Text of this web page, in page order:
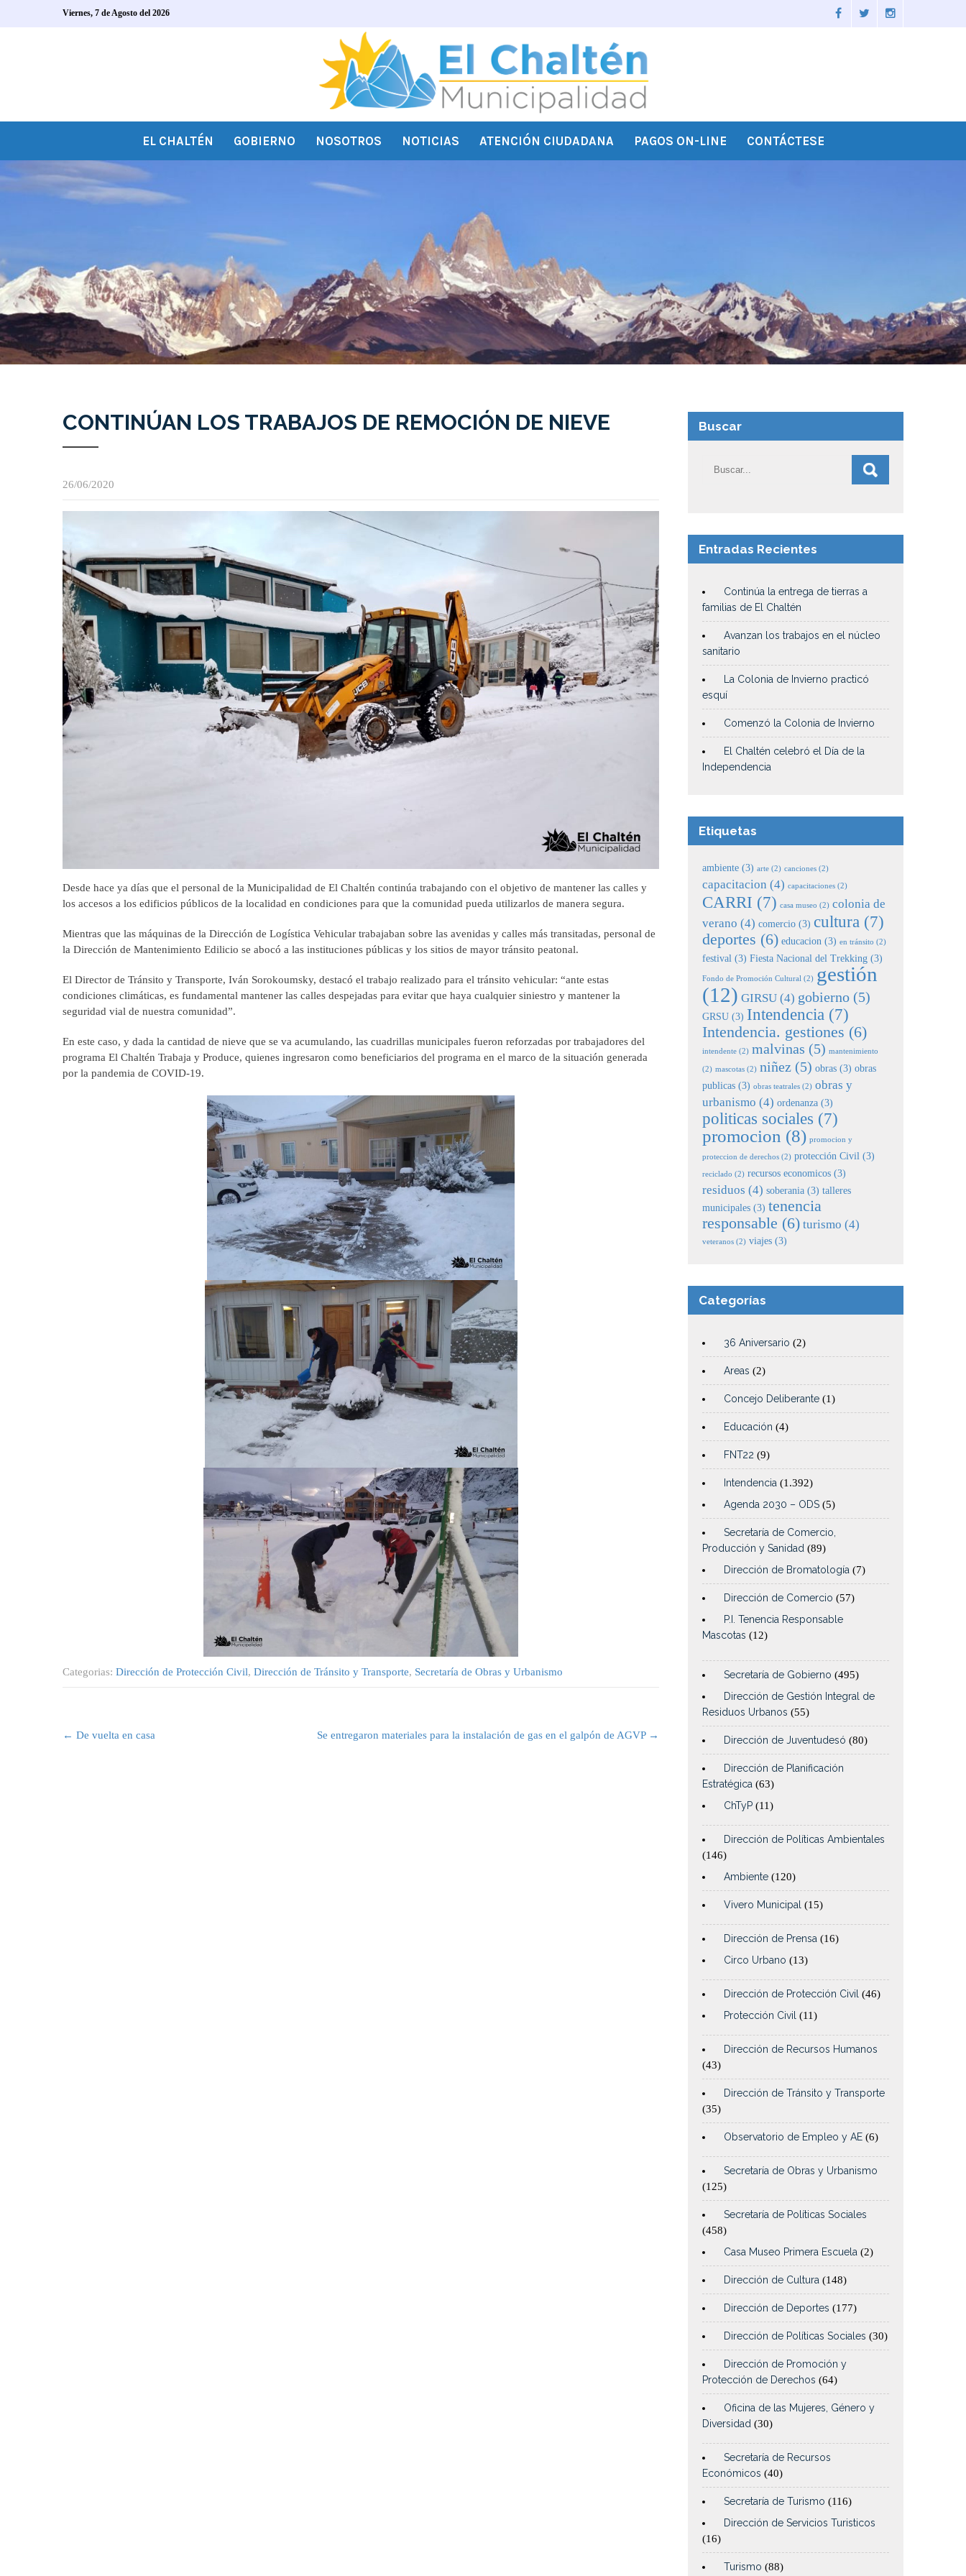
Viernes, 7 de Agosto del 2026
EL CHALTÉN GOBIERNO NOSOTROS NOTICIAS ATENCIÓN CIUDADANA PAGOS ON-LINE CONTÁCTESE
CONTINÚAN LOS TRABAJOS DE REMOCIÓN DE NIEVE
26/06/2020
Desde hace ya días que el personal de la Municipalidad de El Chaltén continúa trabajando con el objetivo de mantener las calles y
los accesos a los edificios públicos de la localidad en condiciones para que la comunidad pueda utilizarlos de manera segura.
Mientras que las máquinas de la Dirección de Logística Vehicular trabajaban sobre las avenidas y calles más transitadas, personal de
la Dirección de Mantenimiento Edilicio se abocó a las instituciones públicas y los sitios de mayor tránsito peatonal.
El Director de Tránsito y Transporte, Iván Sorokoumsky, destacó el trabajo realizado para el tránsito vehicular: “ante estas
condiciones climáticas, es fundamental mantener las calles despejadas para evitar que haya cualquier siniestro y mantener la
seguridad vial de nuestra comunidad”.
En este caso, y dada la cantidad de nieve que se va acumulando, las cuadrillas municipales fueron reforzadas por trabajadores del
programa El Chaltén Trabaja y Produce, quienes ingresaron como beneficiarios del programa en el marco de la situación generada
por la pandemia de COVID-19.
Categorias: Dirección de Protección Civil, Dirección de Tránsito y Transporte, Secretaría de Obras y Urbanismo
navigation
← De vuelta en casa Se entregaron materiales para la instalación de gas en el galpón de AGVP →
Buscar
Entradas Recientes
Continúa la entrega de tierras a
familias de El Chaltén
Avanzan los trabajos en el núcleo
sanitario
La Colonia de Invierno practicó
esquí
Comenzó la Colonia de Invierno
El Chaltén celebró el Día de la
Independencia
Etiquetas
ambiente (3) arte (2) canciones (2)
capacitacion (4) capacitaciones (2)
CARRI (7) casa museo (2) colonia de
verano (4) comercio (3) cultura (7)
deportes (6) educacion (3) en tránsito (2)
festival (3) Fiesta Nacional del Trekking (3)
Fondo de Promoción Cultural (2) gestión
(12) GIRSU (4) gobierno (5)
GRSU (3) Intendencia (7)
Intendencia. gestiones (6)
intendente (2) malvinas (5) mantenimiento
(2) mascotas (2) niñez (5) obras (3) obras
publicas (3) obras teatrales (2) obras y
urbanismo (4) ordenanza (3)
politicas sociales (7)
promocion (8) promocion y
proteccion de derechos (2) protección Civil (3)
reciclado (2) recursos economicos (3)
residuos (4) soberania (3) talleres
municipales (3) tenencia
responsable (6) turismo (4)
veteranos (2) viajes (3)
Categorías
36 Aniversario (2)
Areas (2)
Concejo Deliberante (1)
Educación (4)
FNT22 (9)
Intendencia (1.392)
Agenda 2030 – ODS (5)
Secretaría de Comercio,
Producción y Sanidad (89)
Dirección de Bromatología (7)
Dirección de Comercio (57)
P.I. Tenencia Responsable
Mascotas (12)
Secretaría de Gobierno (495)
Dirección de Gestión Integral de
Residuos Urbanos (55)
Dirección de Juventudesó (80)
Dirección de Planificación
Estratégica (63)
ChTyP (11)
Dirección de Políticas Ambientales
(146)
Ambiente (120)
Vivero Municipal (15)
Dirección de Prensa (16)
Circo Urbano (13)
Dirección de Protección Civil (46)
Protección Civil (11)
Dirección de Recursos Humanos
(43)
Dirección de Tránsito y Transporte
(35)
Observatorio de Empleo y AE (6)
Secretaría de Obras y Urbanismo
(125)
Secretaría de Políticas Sociales
(458)
Casa Museo Primera Escuela (2)
Dirección de Cultura (148)
Dirección de Deportes (177)
Dirección de Políticas Sociales (30)
Dirección de Promoción y
Protección de Derechos (64)
Oficina de las Mujeres, Género y
Diversidad (30)
Secretaría de Recursos
Económicos (40)
Secretaría de Turismo (116)
Dirección de Servicios Turisticos
(16)
Turismo (88)